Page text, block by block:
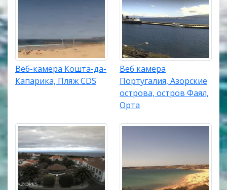
Веб-камера Кошта-да-
Капарика, Пляж CDS
Веб камера
Португалия, Азорские
острова, остров Фаял,
Орта